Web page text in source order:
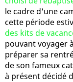
le cadre d'une
cette période
des kits de
pouvant voyager
préparer sa
de son fameux
à présent décidé